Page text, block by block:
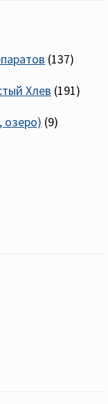
(137)
Хлев (191)
озеро) (9)